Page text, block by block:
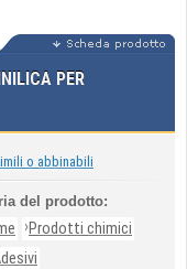
PER
o abbinabili
del prodotto:
›Prodotti chimici